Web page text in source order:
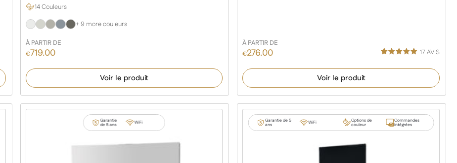
14 Couleurs
+ 9 more couleurs
À PARTIR DE
€719.00
Voir le produit
À PARTIR DE
€276.00
client
17 AVIS
Voir le produit
Garantie
de 5 ans WiFi Garantie de 5
ans WiFi Options de
couleur
Commandes
intégrées